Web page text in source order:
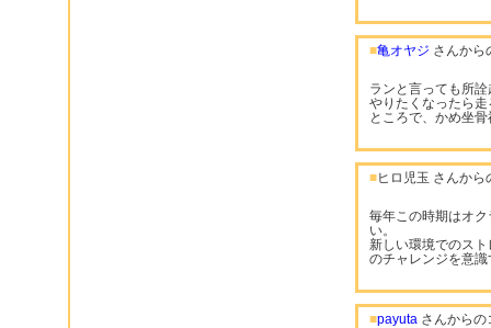
■亀オヤジ さんから
ランと言っても所
やりたくなったら
ところで、かめ坐
■ヒロ児玉 さんから
毎年この時期はオ
い。
新しい環境でのス
のチャレンジを意
■payuta さんからの